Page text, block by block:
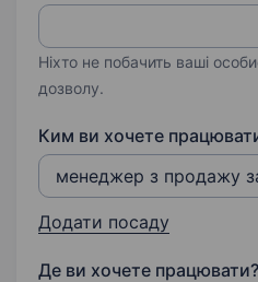
Ніхто не побачить ваші
дозволу.
Ким ви хочете
Додати посаду
Де ви хочете працювати?